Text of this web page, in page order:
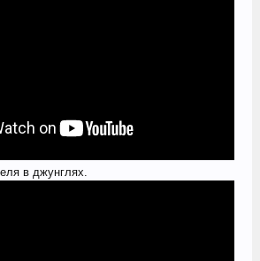
в джунглях.